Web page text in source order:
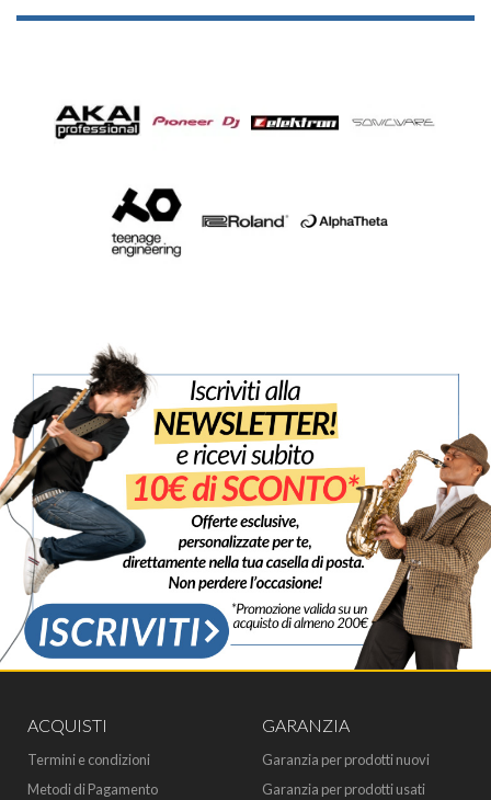
ACQUISTI
Termini e condizioni
Metodi di Pagamento
GARANZIA
Garanzia per prodotti nuovi
Garanzia per prodotti usati